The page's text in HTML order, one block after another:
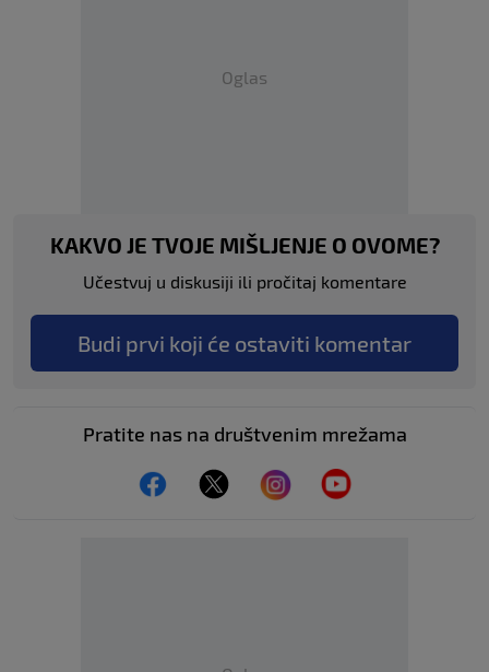
Oglas
KAKVO JE TVOJE MIŠLJENJE O OVOME?
Učestvuj u diskusiji ili pročitaj komentare
Budi prvi koji će ostaviti komentar
Pratite nas na društvenim mrežama